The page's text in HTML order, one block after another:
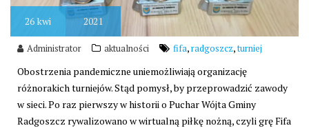
26 kwi 2021
Administrator aktualności fifa,radgoszcz,turniej
Obostrzenia pandemiczne uniemożliwiają organizację
różnorakich turniejów. Stąd pomysł, by przeprowadzić zawody
w sieci. Po raz pierwszy w historii o Puchar Wójta Gminy
Radgoszcz rywalizowano w wirtualną piłkę nożną, czyli grę Fifa